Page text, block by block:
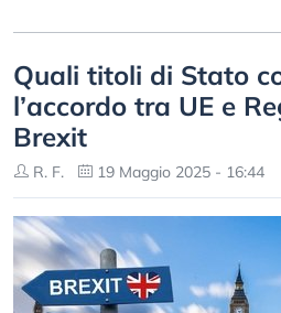
Quali titoli di Stato
l’accordo tra UE e
Brexit
R. F. 19 Maggio 2025 - 16:44